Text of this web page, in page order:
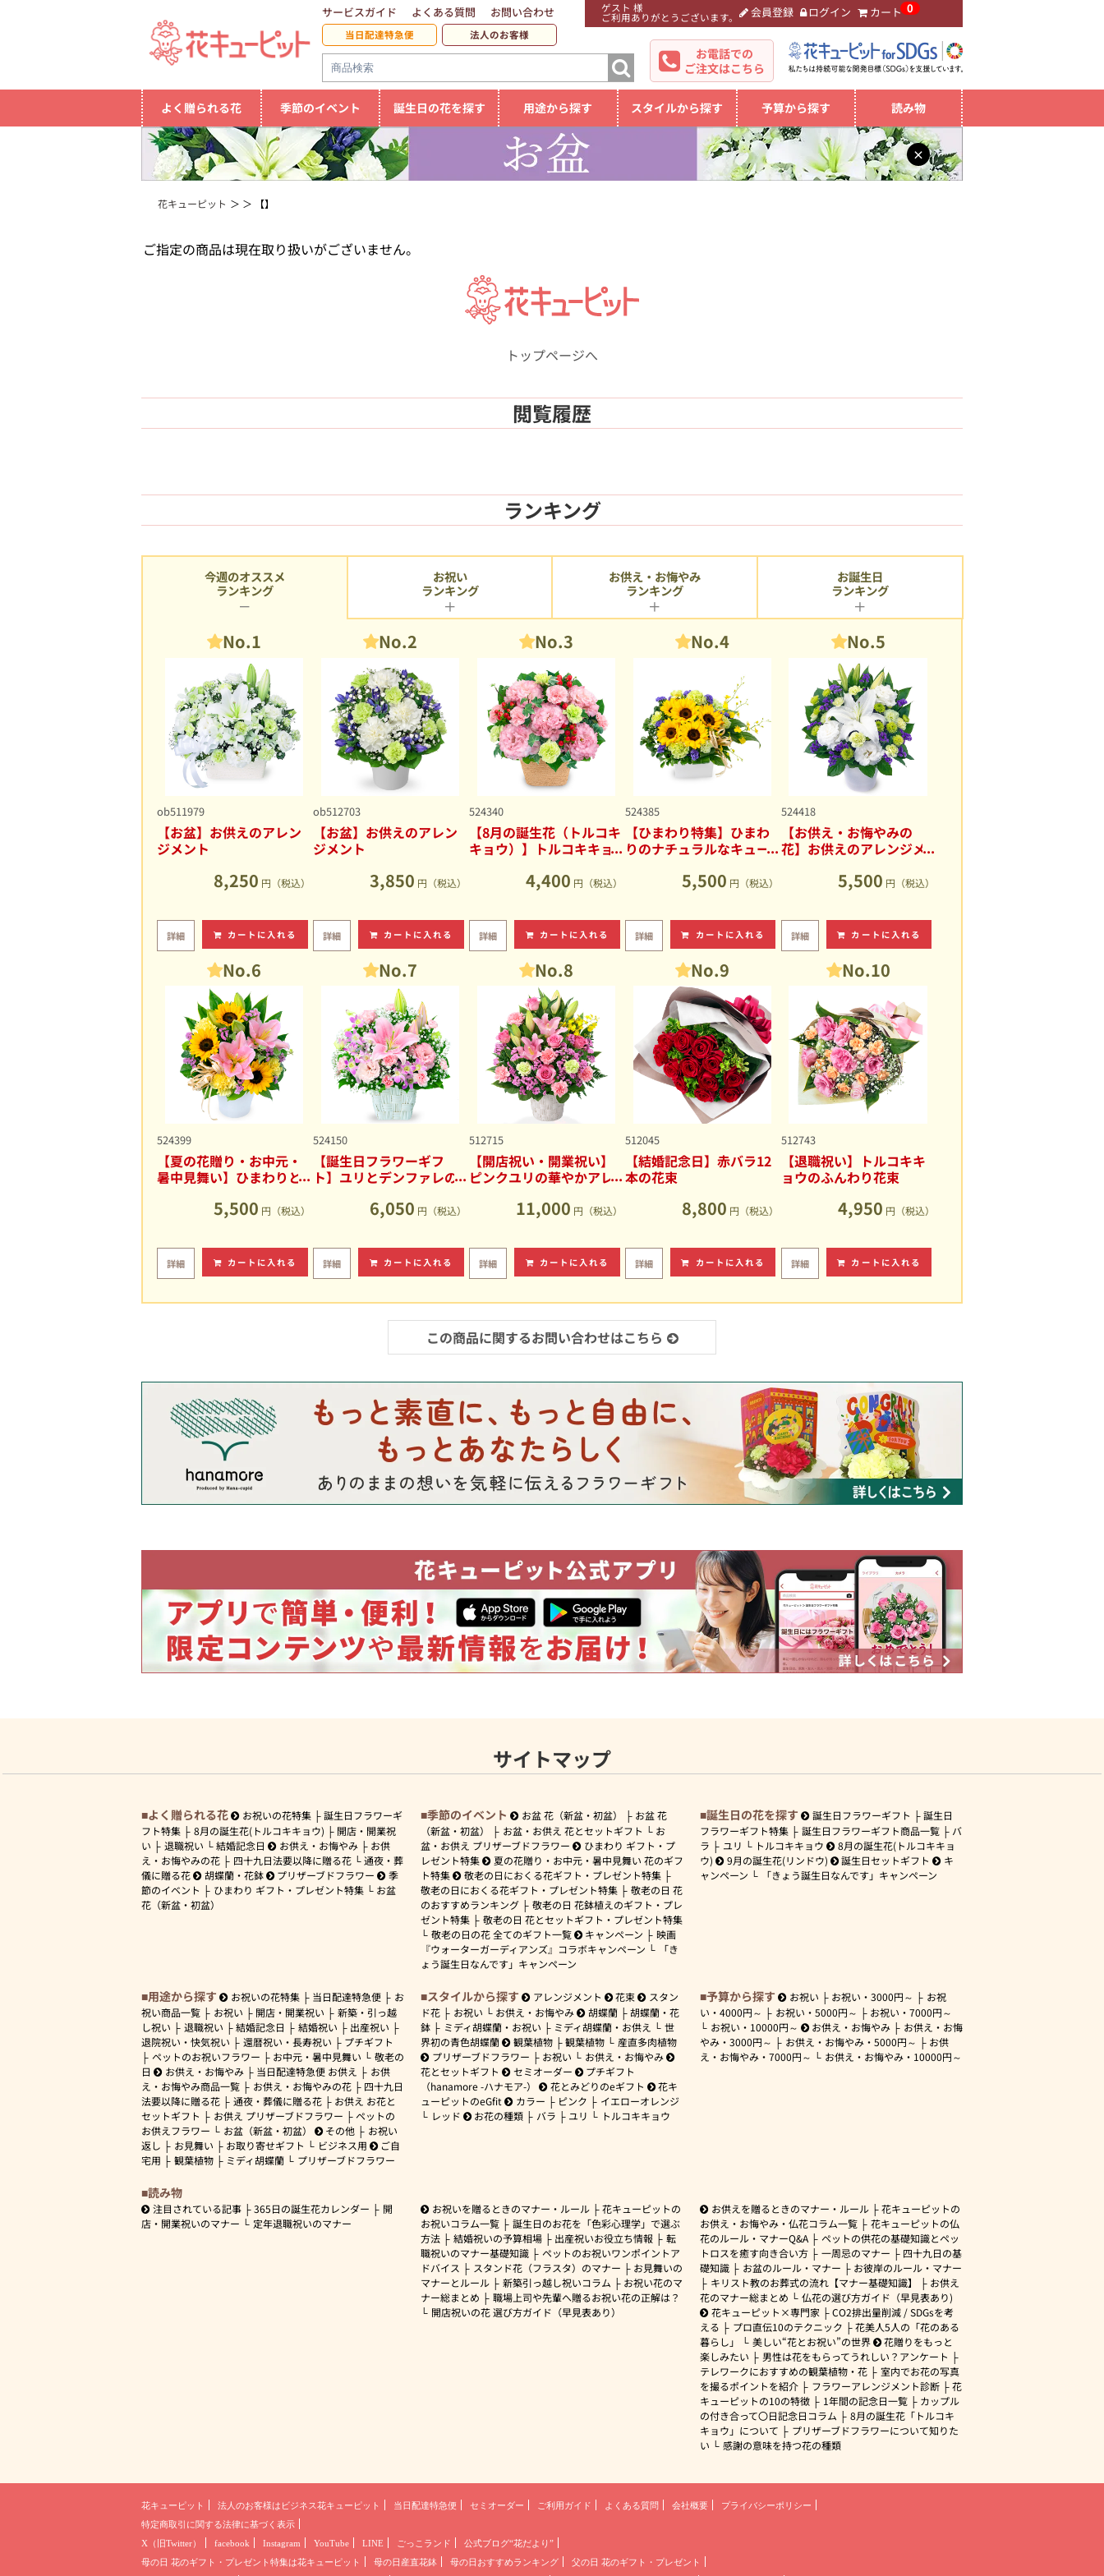
ゲスト 様
ご利用ありがとうございます。 会員登録 ログイン カート 0
サービスガイド よくある質問 お問い合わせ
当日配達特急便 法人のお客様
お電話での
ご注文はこちら
よく贈られる花 季節のイベント 誕生日の花を探す 用途から探す スタイルから探す 予算から探す 読み物
×
花キューピット 【】
ご指定の商品は現在取り扱いがございません。
トップページへ
閲覧履歴
ランキング
今週のオススメ
ランキング
No.1
ob511979
【お盆】お供えのアレン
ジメント
8,250 円（税込）
詳細 カートに入れる
No.2
ob512703
【お盆】お供えのアレン
ジメント
3,850 円（税込）
詳細 カートに入れる
No.3
524340
【8月の誕生花（トルコキ
キョウ）】トルコキキョ
4,400 円（税込）
詳細 カートに入れる
No.4
524385
【ひまわり特集】ひまわ
りのナチュラルなキュー
5,500 円（税込）
詳細 カートに入れる
No.5
524418
【お供え・お悔やみの
花】お供えのアレンジメ
5,500 円（税込）
詳細 カートに入れる
No.6
524399
【夏の花贈り・お中元・
暑中見舞い】ひまわりと
5,500 円（税込）
詳細 カートに入れる
No.7
524150
【誕生日フラワーギフ
ト】ユリとデンファレの
6,050 円（税込）
詳細 カートに入れる
No.8
512715
【開店祝い・開業祝い】
ピンクユリの華やかアレ
11,000 円（税込）
詳細 カートに入れる
No.9
512045
【結婚記念日】赤バラ12
本の花束
8,800 円（税込）
詳細 カートに入れる
No.10
512743
【退職祝い】トルコキキ
ョウのふんわり花束
4,950 円（税込）
詳細 カートに入れる
お祝い
ランキング
お供え・お悔やみ
ランキング
お誕生日
ランキング
この商品に関するお問い合わせはこちら
サイトマップ
よく贈られる花 お祝いの花特集
誕生日フラワーギ
フト特集
8月の誕生花(トルコキキョウ)
開店・開業祝
い
退職祝い 結婚記念日 お供え・お悔やみ
お供
え・お悔やみの花
四十九日法要以降に贈る花
通夜・葬
儀に贈る花
胡蝶蘭・花鉢 プリザーブドフラワー
季
節のイベント
ひまわり ギフト・プレゼント特集
お盆
花（新盆・初盆）
季節のイベント お盆 花（新盆・初盆）
お盆 花
（新盆・初盆）
お盆・お供え 花とセットギフト
お
盆・お供え プリザーブドフラワー
ひまわり ギフト・プ
レゼント特集
夏の花贈り・お中元・暑中見舞い 花のギフ
ト特集
敬老の日におくる花ギフト・プレゼント特集
敬老の日におくる花ギフト・プレゼント特集
敬老の日 花
のおすすめランキング
敬老の日 花鉢植えのギフト・プレ
ゼント特集
敬老の日 花とセットギフト・プレゼント特集
敬老の日の花 全てのギフト一覧
キャンペーン
映画
『ウォーターガーディアンズ』コラボキャンペーン
「き
ょう誕生日なんです」キャンペーン
誕生日の花を探す 誕生日フラワーギフト
誕生日
フラワーギフト特集
誕生日フラワーギフト商品一覧
バ
ラ
ユリ トルコキキョウ
8月の誕生花(トルコキキョ
ウ)
9月の誕生花(リンドウ) 誕生日セットギフト
キ
ャンペーン
「きょう誕生日なんです」キャンペーン
用途から探す お祝いの花特集 当日配達特急便
お
祝い商品一覧
お祝い 開店・開業祝い
新築・引っ越
し祝い
退職祝い 結婚記念日 結婚祝い
出産祝い
退院祝い・快気祝い
還暦祝い・長寿祝い
プチギフト
ペットのお祝いフラワー
お中元・暑中見舞い
敬老の
日
お供え・お悔やみ 当日配達特急便 お供え
お供
え・お悔やみ商品一覧
お供え・お悔やみの花
四十九日
法要以降に贈る花
通夜・葬儀に贈る花
お供え お花と
セットギフト
お供え プリザーブドフラワー
ペットの
お供えフラワー
お盆（新盆・初盆） その他
お祝い
返し
お見舞い お取り寄せギフト ビジネス用
ご自
宅用
観葉植物 ミディ胡蝶蘭 プリザーブドフラワー
スタイルから探す アレンジメント 花束
スタン
ド花
お祝い お供え・お悔やみ 胡蝶蘭
胡蝶蘭・花
鉢
ミディ胡蝶蘭・お祝い ミディ胡蝶蘭・お供え
世
界初の青色胡蝶蘭
観葉植物 観葉植物
産直多肉植物
プリザーブドフラワー
お祝い
お供え・お悔やみ
花とセットギフト
セミオーダー
プチギフト
（hanamore -ハナモア-）
花とみどりのeギフト
花キ
ューピットのeGfit
カラー ピンク
イエローオレンジ
レッド
お花の種類 バラ ユリ トルコキキョウ
予算から探す お祝い お祝い・3000円～
お祝
い・ 4000円～ お祝い・ 5000円～ お祝い・7000円～
お祝い・ 10000円～ お供え・お悔やみ
お供え・お悔
やみ・ 3000円～ お供え・お悔やみ・ 5000円～
お供
え・お悔やみ・ 7000円～ お供え・お悔やみ・ 10000円～
読み物
注目されている記事 365日の誕生花カレンダー
開
店・開業祝いのマナー
定年退職祝いのマナー
お祝いを贈るときのマナー・ルール
花キューピットの
お祝いコラム一覧
誕生日のお花を「色彩心理学」で選ぶ
方法
結婚祝いの予算相場 出産祝いお役立ち情報
転
職祝いのマナー基礎知識
ペットのお祝いワンポイントア
ドバイス
スタンド花（フラスタ）のマナー
お見舞いの
マナーとルール
新築引っ越し祝いコラム
お祝い花のマ
ナー総まとめ
職場上司や先輩へ贈るお祝い花の正解は？
開店祝いの花 選び方ガイド（早見表あり）
お供えを贈るときのマナー・ルール
花キューピットの
お供え・お悔やみ・仏花コラム一覧
花キューピットの仏
花のルール・マナーQ&A
ペットの供花の基礎知識とペッ
トロスを癒す向き合い方
一周忌のマナー
四十九日の基
礎知識
お盆のルール・マナー
お彼岸のルール・マナー
キリスト教のお葬式の流れ【マナー基礎知識】
お供え
花のマナー総まとめ
仏花の選び方ガイド（早見表あり)
花キューピット×専門家
CO2排出量削減 / SDGsを考
える
プロ直伝10のテクニック
花美人5人の「花のある
暮らし」
美しい“花とお祝い”の世界
花贈りをもっと
楽しみたい
男性は花をもらってうれしい？アンケート
テレワークにおすすめの観葉植物・花
室内でお花の写真
を撮るポイントを紹介
フラワーアレンジメント診断
花
キューピットの10の特徴
1年間の記念日一覧
カップル
の付き合って〇日記念日コラム
8月の誕生花「トルコキ
キョウ」について
プリザーブドフラワーについて知りた
い
感謝の意味を持つ花の種類
花キューピット 法人のお客様は ビジネス花キューピット 当日配達特急便 セミオーダー ご利用ガイド よくある質問 会社概要
プライバシーポリシー
特定商取引に関する法律に基づく表示
X（旧Twitter）
facebook Instagram YouTube LINE ごっこランド
公式ブログ“花だより”
母の日 花のギフト・プレゼント 特集は花キューピット 母の日産直花鉢 母の日おすすめランキング 父の日 花のギフト・プレゼント